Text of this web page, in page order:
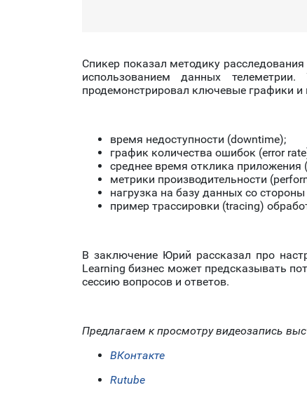
Спикер показал методику
использованием данных
продемонстрировал ключевые графики
время недоступности (downtime);
график количества ошибок (error
среднее время отклика приложения
метрики производительности
нагрузка на базу данных со
пример трассировки (tracing)
В заключение Юрий рассказал про
Learning бизнес может предсказывать
сессию вопросов и ответов.
Предлагаем к просмотру видеозапись
ВКонтакте
Rutube